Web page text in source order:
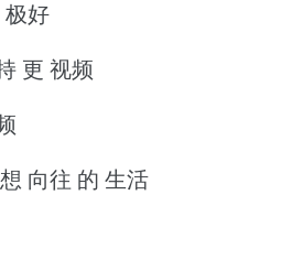
极好
更 视频
向往 的 生活